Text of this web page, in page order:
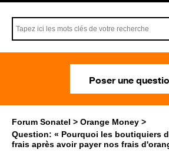
Poser une
Forum Sonatel
Orange Money
Question: « Pourquoi les boutiquiers
frais après avoir payer nos frais